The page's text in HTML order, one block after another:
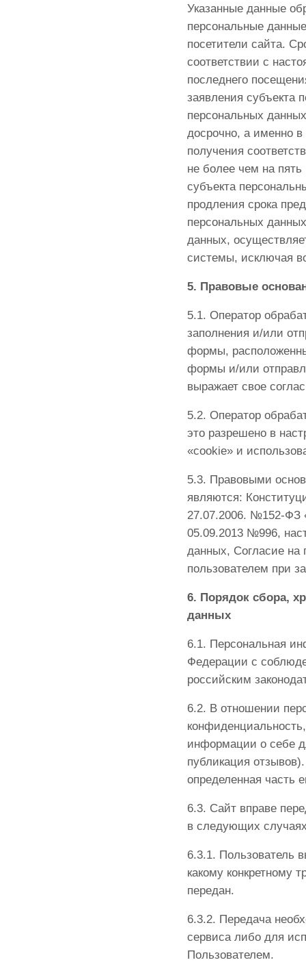
Указанные данные
персональные
посетители сайта.
соответствии с
последнего
заявления субъекта
персональных
досрочно, а именно
получения
не более чем на
субъекта
продления срока
персональных
данных,
системы, исключая
5. Правовые
5.1. Оператор
заполнения и/или
формы,
формы и/или
выражает свое
5.2. Оператор
это разрешено в
«cookie» и
5.3. Правовыми
являются:
27.07.2006. №152-ФЗ
05.09.2013 №996,
данных, Согласие на
пользователем при
6. Порядок сбора,
данных
6.1. Персональная
Федерации с
российским
6.2. В отношении
информации о себе
публикация
определенная часть
6.3. Сайт вправе
в следующих
6.3.1. Пользователь
какому конкретному
передан.
6.3.2. Передача
сервиса либо для
Пользователем.